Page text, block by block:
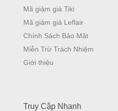
Mã giảm giá Tiki
Mã giảm giá Leflair
Chính Sách Bảo Mật
Miễn Trừ Trách Nhiệm
Giới thiệu
Truy Cập Nhanh